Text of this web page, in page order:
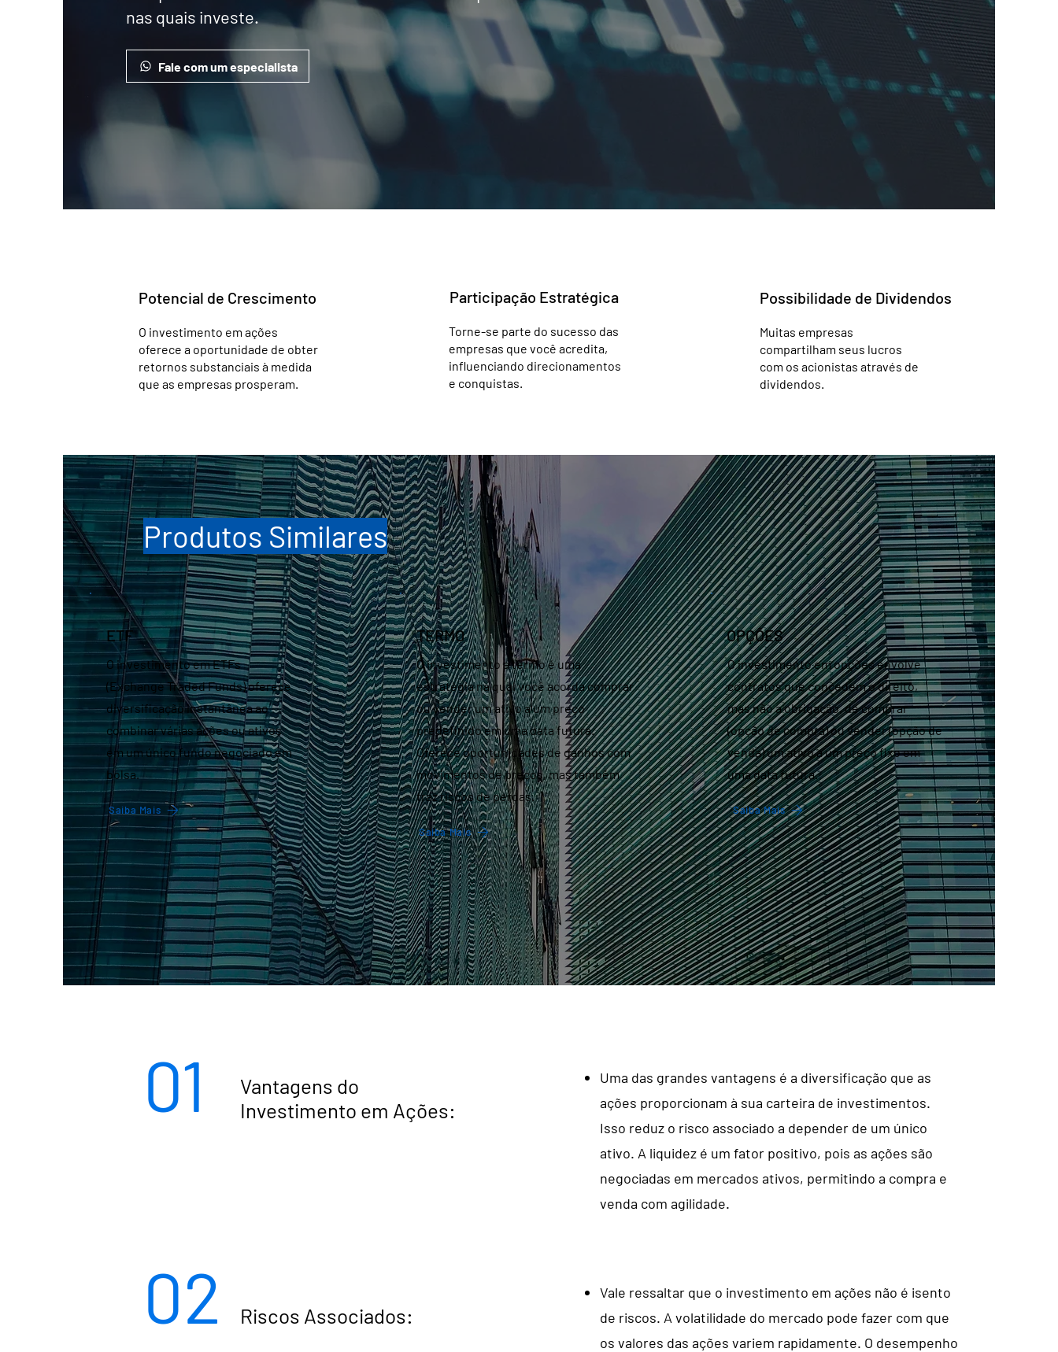
nas quais investe.
Fale com um especialista
Potencial de Crescimento
O investimento em ações
oferece a oportunidade de obter
retornos substanciais à medida
que as empresas prosperam.
Participação Estratégica
Torne-se parte do sucesso das
empresas que você acredita,
influenciando direcionamentos
e conquistas.
Possibilidade de Dividendos
Muitas empresas
compartilham seus lucros
com os acionistas através de
dividendos.
Produtos Similares
ETF
O investimento em ETFs
(Exchange Traded Funds) oferece
diversificação instantânea ao
combinar várias ações ou ativos
em um único fundo negociado em
bolsa.
Saiba Mais
TERMO
O investimento a termo é uma
estratégia na qual você acorda comprar
ou vender um ativo a um preço
predefinido em uma data futura.
Oferece oportunidades de ganhos com
movimentos de preços, mas também
traz riscos de perdas.
Saiba Mais
OPÇÕES
O investimento em opções envolve
contratos que concedem o direito,
mas não a obrigação, de comprar
(opção de compra) ou vender (opção de
venda) um ativo a um preço fixo em
uma data futura.
Saiba Mais
01
Vantagens do
Investimento em Ações:
02 Riscos Associados:
Uma das grandes vantagens é a diversificação que as
ações proporcionam à sua carteira de investimentos.
Isso reduz o risco associado a depender de um único
ativo. A liquidez é um fator positivo, pois as ações são
negociadas em mercados ativos, permitindo a compra e
venda com agilidade.
Vale ressaltar que o investimento em ações não é isento
de riscos. A volatilidade do mercado pode fazer com que
os valores das ações variem rapidamente. O desempenho